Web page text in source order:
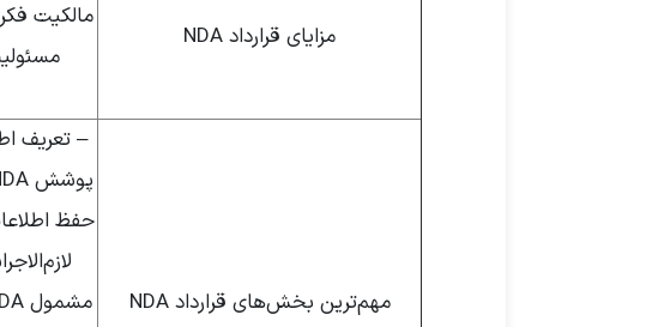
مزایای قرارداد NDA
مالکیت
مهم‌ترین بخش‌های قرارداد NDA
– تعریف
حفظ